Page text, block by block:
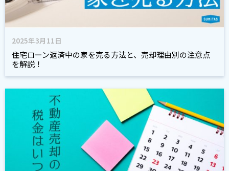
2025年3月11日
住宅ローン返済中の家を売る方法と、売却理由別の注意点
を解説！